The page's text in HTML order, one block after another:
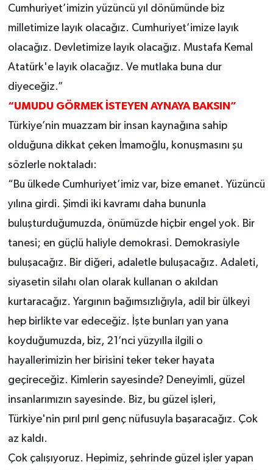
Cumhuriyet’imizin yüzüncü yıl dönümünde biz
milletimize layık olacağız. Cumhuriyet’imize layık
olacağız. Devletimize layık olacağız. Mustafa Kemal
Atatürk'e layık olacağız. Ve mutlaka buna dur
diyeceğiz.”
“UMUDU GÖRMEK İSTEYEN AYNAYA BAKSIN”
Türkiye’nin muazzam bir insan kaynağına sahip
olduğuna dikkat çeken İmamoğlu, konuşmasını şu
sözlerle noktaladı:
“Bu ülkede Cumhuriyet’imiz var, bize emanet. Yüzüncü
yılına girdi. Şimdi iki kavramı daha bununla
buluşturduğumuzda, önümüzde hiçbir engel yok. Bir
tanesi; en güçlü haliyle demokrasi. Demokrasiyle
buluşacağız. Bir diğeri, adaletle buluşacağız. Adaleti,
siyasetin silahı olan olarak kullanan o akıldan
kurtaracağız. Yargının bağımsızlığıyla, adil bir ülkeyi
hep birlikte var edeceğiz. İşte bunları yan yana
koyduğumuzda, biz, 21’nci yüzyılla ilgili o
hayallerimizin her birisini teker teker hayata
geçireceğiz. Kimlerin sayesinde? Deneyimli, güzel
insanlarımızın sayesinde. Biz, bu güzel işleri,
Türkiye'nin pırıl pırıl genç nüfusuyla başaracağız. Çok
az kaldı.
Çok çalışıyoruz. Hepimiz, şehrinde güzel işler yapan